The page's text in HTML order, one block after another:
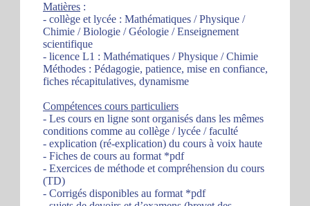
Matières :
- collège et lycée : Mathématiques / Physique /
Chimie / Biologie / Géologie / Enseignement
scientifique
- licence L1 : Mathématiques / Physique / Chimie
Méthodes : Pédagogie, patience, mise en confiance,
fiches récapitulatives, dynamisme
Compétences cours particuliers
- Les cours en ligne sont organisés dans les mêmes
conditions comme au collège / lycée / faculté
- explication (ré-explication) du cours à voix haute
- Fiches de cours au format *pdf
- Exercices de méthode et compréhension du cours
(TD)
- Corrigés disponibles au format *pdf